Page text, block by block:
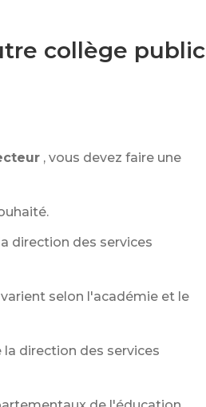
collège public
, vous devez faire une
direction des services
selon l'académie et le
direction des services